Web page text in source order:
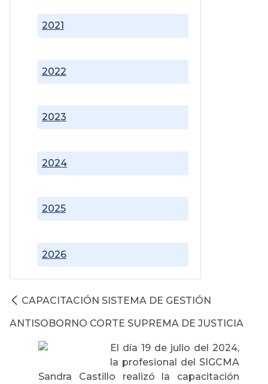
2021
2022
2023
2024
2025
2026
CAPACITACIÓN SISTEMA DE GESTIÓN
ANTISOBORNO CORTE SUPREMA DE JUSTICIA
El día 19 de julio del 2024,
la profesional del SIGCMA
Sandra Castillo realizó la capacitación